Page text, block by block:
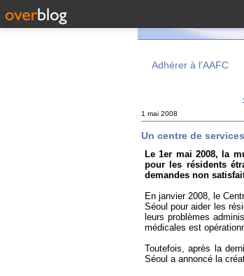
Adhérer à l'AAFC
1 mai 2008
Un centre de
Le 1er mai 2008, la
pour les résidents
demandes non
En janvier 2008, le
Séoul pour aider les
leurs problèmes
médicales est
Toutefois, après la
Séoul a annoncé la